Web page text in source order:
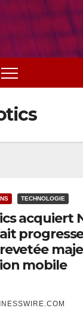
TECHNOLOGIE
acquiert
mobile